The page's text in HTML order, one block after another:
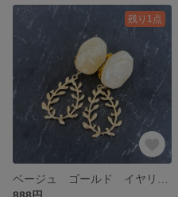
残り1点